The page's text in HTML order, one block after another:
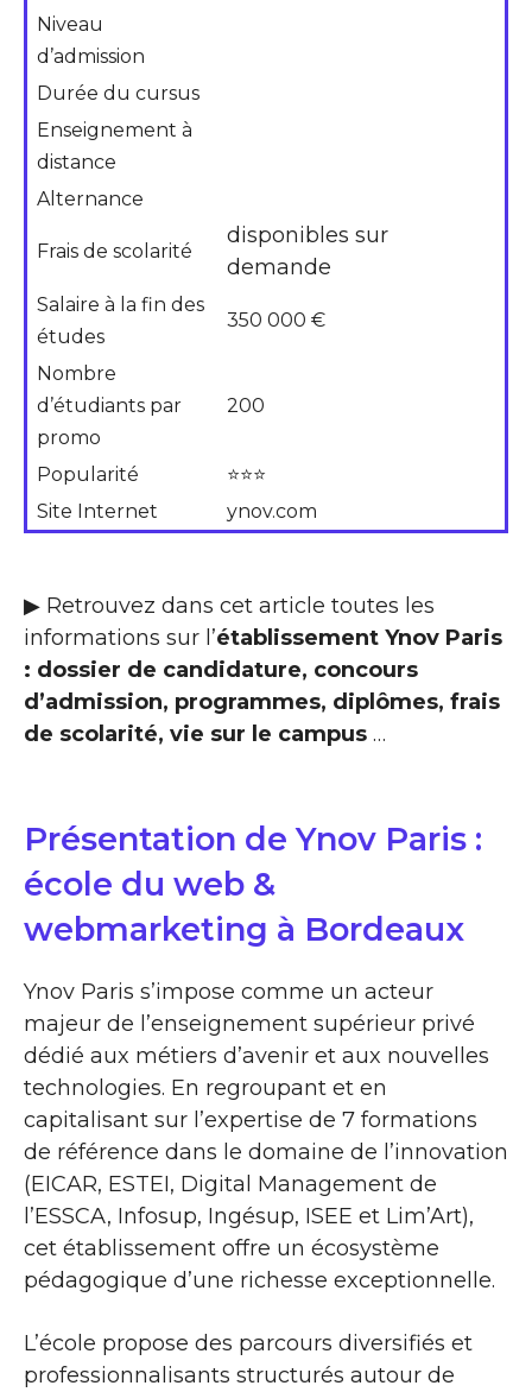
Niveau
d’admission
Durée du cursus
Enseignement à
distance
Alternance
Frais de scolarité
disponibles sur
demande
Salaire à la fin des
études
350 000 €
Nombre
d’étudiants par
promo
200
Popularité
⭐⭐⭐
Site Internet
ynov.com
▶ Retrouvez dans cet article toutes les
informations sur l’établissement Ynov Paris
: dossier de candidature, concours
d’admission, programmes, diplômes, frais
de scolarité, vie sur le campus …
Présentation de Ynov Paris :
école du web &
webmarketing à Bordeaux
Ynov Paris s’impose comme un acteur
majeur de l’enseignement supérieur privé
dédié aux métiers d’avenir et aux nouvelles
technologies. En regroupant et en
capitalisant sur l’expertise de 7 formations
de référence dans le domaine de l’innovation
(EICAR, ESTEI, Digital Management de
l’ESSCA, Infosup, Ingésup, ISEE et Lim’Art),
cet établissement offre un écosystème
pédagogique d’une richesse exceptionnelle.
L’école propose des parcours diversifiés et
professionnalisants structurés autour de